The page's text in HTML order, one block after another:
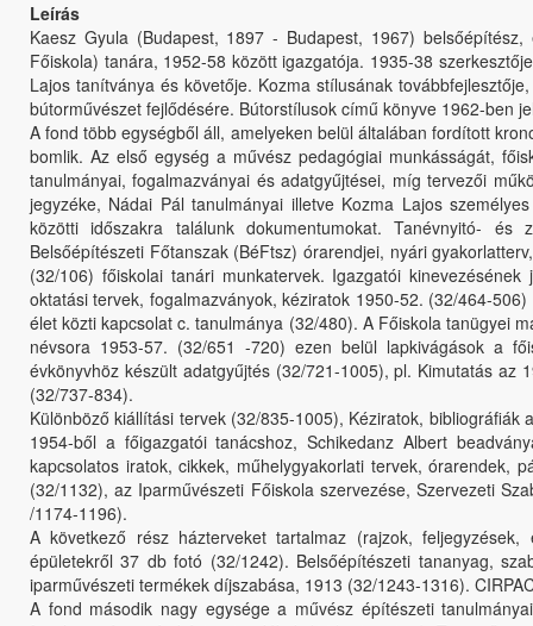
Leírás
Kaesz Gyula (Budapest, 1897 - Budapest, 1967)
Főiskola) tanára, 1952-58 között igazgatója. 1935-38
Lajos tanítványa és követője. Kozma stílusának
bútorművészet fejlődésére. Bútorstílusok című könyve 1962-ben
A fond több egységből áll, amelyeken belül általában fordított
bomlik. Az első egység a művész pedagógiai munkásságát,
tanulmányai, fogalmazványai és adatgyűjtései, míg tervezői
jegyzéke, Nádai Pál tanulmányai illetve Kozma Lajos
közötti időszakra találunk dokumentumokat. Tanévnyitó-
Belsőépítészeti Főtanszak (BéFtsz) órarendjei, nyári
(32/106) főiskolai tanári munkatervek. Igazgatói
oktatási tervek, fogalmazványok, kéziratok 1950-52. (32/464-
élet közti kapcsolat c. tanulmánya (32/480). A Főiskola tanügyei
névsora 1953-57. (32/651 -720) ezen belül lapkivágások a
évkönyvhöz készült adatgyűjtés (32/721-1005), pl. Kimutatás az
(32/737-834).
Különböző kiállítási tervek (32/835-1005), Kéziratok,
1954-ből a főigazgatói tanácshoz, Schikedanz Albert
kapcsolatos iratok, cikkek, műhelygyakorlati tervek, órarendek,
(32/1132), az Iparművészeti Főiskola szervezése, Szervezeti
/1174-1196).
A következő rész házterveket tartalmaz (rajzok,
épületekről 37 db fotó (32/1242). Belsőépítészeti tananyag,
iparművészeti termékek díjszabása, 1913 (32/1243-1316).
A fond második nagy egysége a művész építészeti